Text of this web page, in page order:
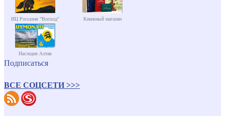
ИЦ Россазия "Восход" Книжный магазин
Наследие Алтая
Подписаться
ВСЕ СОЦСЕТИ >>>